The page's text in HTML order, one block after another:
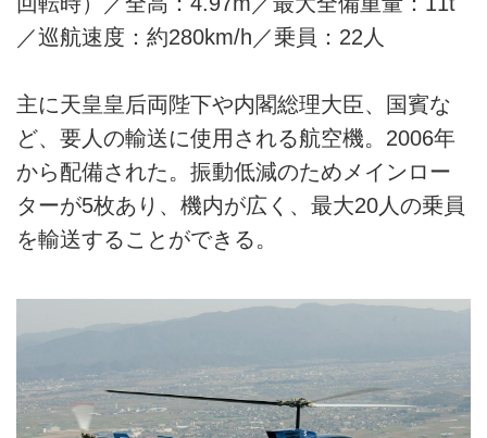
／巡航速度：約280km/h／乗員：22人
主に天皇皇后両陛下や内閣総理大臣、国賓な
ど、要人の輸送に使用される航空機。2006年
から配備された。振動低減のためメインロー
ターが5枚あり、機内が広く、最大20人の乗員
を輸送することができる。